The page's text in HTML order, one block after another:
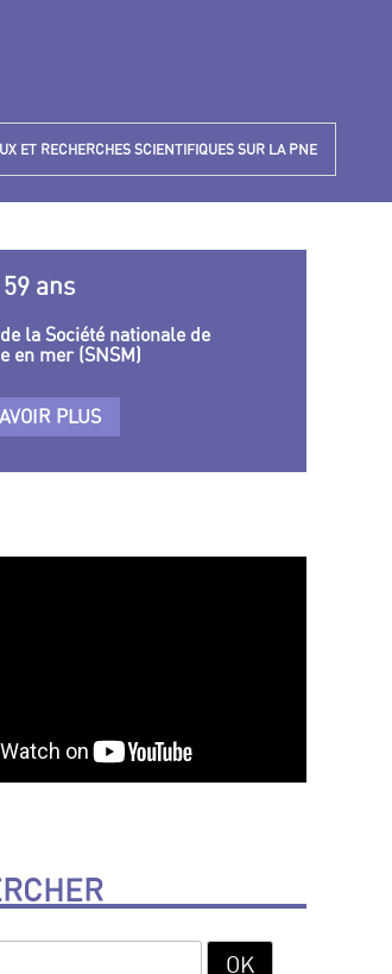
ET RECHERCHES SCIENTIFIQUES SUR LA PNE
ans
la Société nationale de
en mer (SNSM)
PLUS